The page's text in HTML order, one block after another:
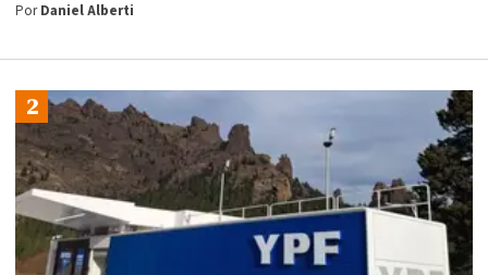
PorDaniel Alberti